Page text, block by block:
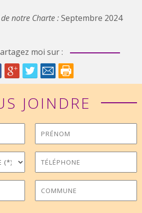
notre Charte :Septembre 2024
moi sur :
JOINDRE